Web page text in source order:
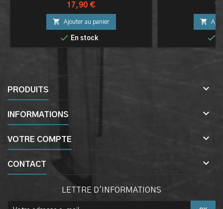
Prix
17,90 €
 Ajouter au panier
 En stock


PRODUITS 
INFORMATIONS 
VOTRE COMPTE 
CONTACT 
LETTRE D'INFORMATIONS